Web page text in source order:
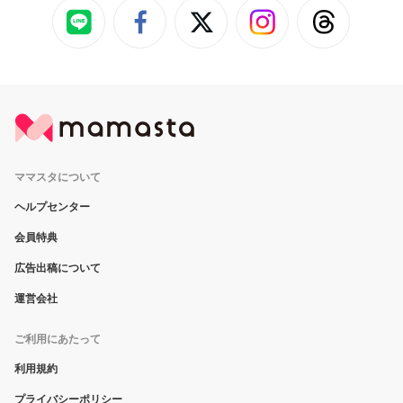
ママスタについて
ヘルプセンター
会員特典
広告出稿について
運営会社
ご利用にあたって
利用規約
プライバシーポリシー